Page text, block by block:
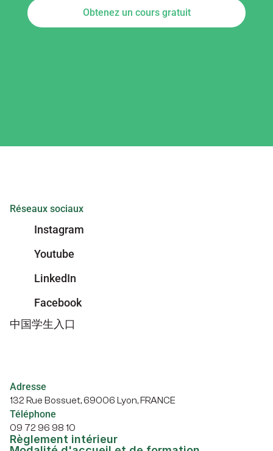
Obtenez un cours gratuit
Réseaux sociaux
Instagram
Youtube
LinkedIn
Facebook
中国学生入口
Adresse
132 Rue Bossuet, 69006 Lyon, FRANCE
Téléphone
09 72 96 98 10
Règlement intérieur